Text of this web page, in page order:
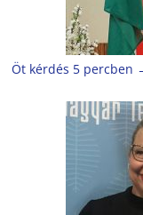
Öt kérdés 5 percben